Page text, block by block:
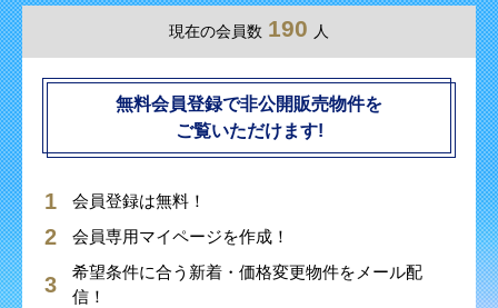
現在の会員数 190 人
無料会員登録で非公開販売物件を
ご覧いただけます!
会員登録は無料！
会員専用マイページを作成！
希望条件に合う新着・価格変更物件をメール配
信！